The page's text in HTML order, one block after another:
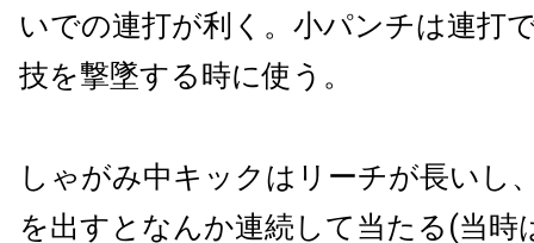
いでの連打が利く。小パンチは連打
技を撃墜する時に使う。
しゃがみ中キックはリーチが長いし
を出すとなんか連続して当たる(当時